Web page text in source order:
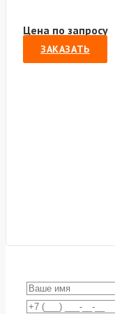
Цена по запросу
ЗАКАЗАТЬ